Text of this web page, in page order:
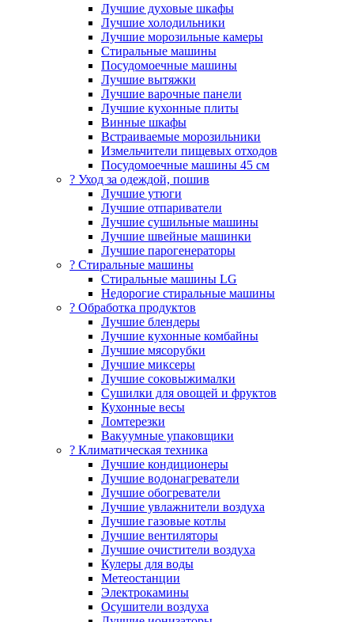
Лучшие духовые шкафы
Лучшие холодильники
Лучшие морозильные камеры
Стиральные машины
Посудомоечные машины
Лучшие вытяжки
Лучшие варочные панели
Лучшие кухонные плиты
Винные шкафы
Встраиваемые морозильники
Измельчители пищевых отходов
Посудомоечные машины 45 см
? Уход за одеждой, пошив
Лучшие утюги
Лучшие отпариватели
Лучшие сушильные машины
Лучшие швейные машинки
Лучшие парогенераторы
? Стиральные машины
Стиральные машины LG
Недорогие стиральные машины
? Обработка продуктов
Лучшие блендеры
Лучшие кухонные комбайны
Лучшие мясорубки
Лучшие миксеры
Лучшие соковыжималки
Сушилки для овощей и фруктов
Кухонные весы
Ломтерезки
Вакуумные упаковщики
?️ Климатическая техника
Лучшие кондиционеры
Лучшие водонагреватели
Лучшие обогреватели
Лучшие увлажнители воздуха
Лучшие газовые котлы
Лучшие вентиляторы
Лучшие очистители воздуха
Кулеры для воды
Метеостанции
Электрокамины
Осушители воздуха